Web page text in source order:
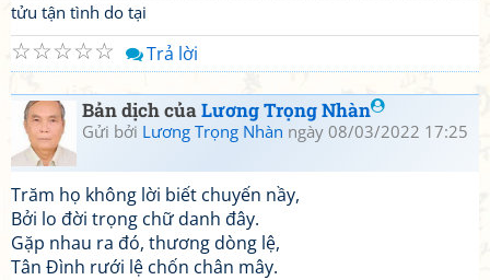
tửu tận tình do tại
☆
☆
☆
☆
☆ Trả lời
Bản dịch củaLương Trọng Nhàn
Gửi bởi Lương Trọng Nhàn ngày 08/03/2022 17:25
Trăm họ không lời biết chuyến nầy,
Bởi lo đời trọng chữ danh đây.
Gặp nhau ra đó, thương dòng lệ,
Tân Đình rưới lệ chốn chân mây.